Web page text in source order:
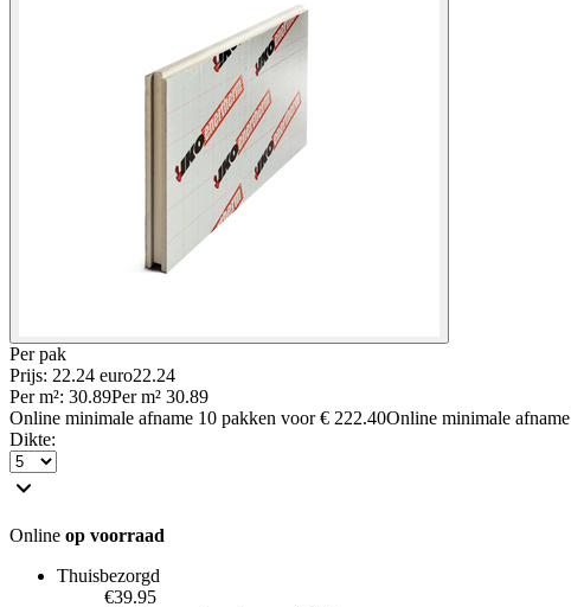
Per pak
Prijs: 22.24 euro22.24
Per m²: 30.89Per m² 30.89
Online minimale afname 10 pakken voor€ 222.40Online minimale afname
Dikte:
Online op voorraad
Thuisbezorgd
€39.95